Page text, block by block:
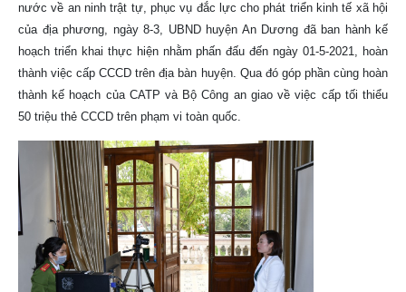
nước về an ninh trật tự, phục vụ đắc lực cho phát triển kinh tế xã hội
của địa phương, ngày 8-3, UBND huyện An Dương đã ban hành kế
hoạch triển khai thực hiện nhằm phấn đấu đến ngày 01-5-2021, hoàn
thành việc cấp CCCD trên địa bàn huyện. Qua đó góp phần cùng hoàn
thành kế hoạch của CATP và Bộ Công an giao về việc cấp tối thiểu
50 triệu thẻ CCCD trên phạm vi toàn quốc.